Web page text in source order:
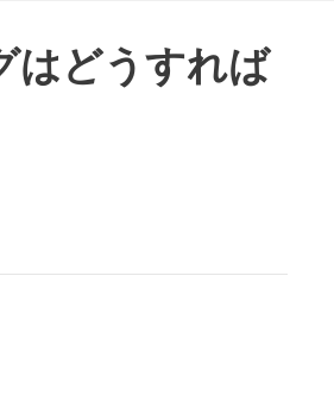
はどうすれば